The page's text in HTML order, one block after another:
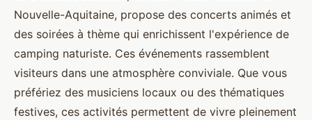
Nouvelle-Aquitaine, propose des concerts animés et
des soirées à thème qui enrichissent l'expérience de
camping naturiste. Ces événements rassemblent
visiteurs dans une atmosphère conviviale. Que vous
préfériez des musiciens locaux ou des thématiques
festives, ces activités permettent de vivre pleinement